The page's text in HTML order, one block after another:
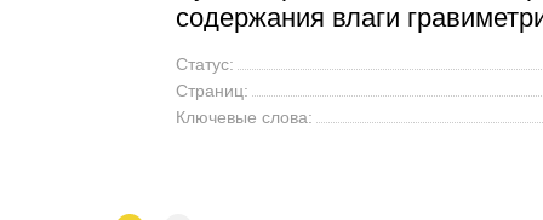
содержания влаги
Статус:
Страниц:
Ключевые слова: